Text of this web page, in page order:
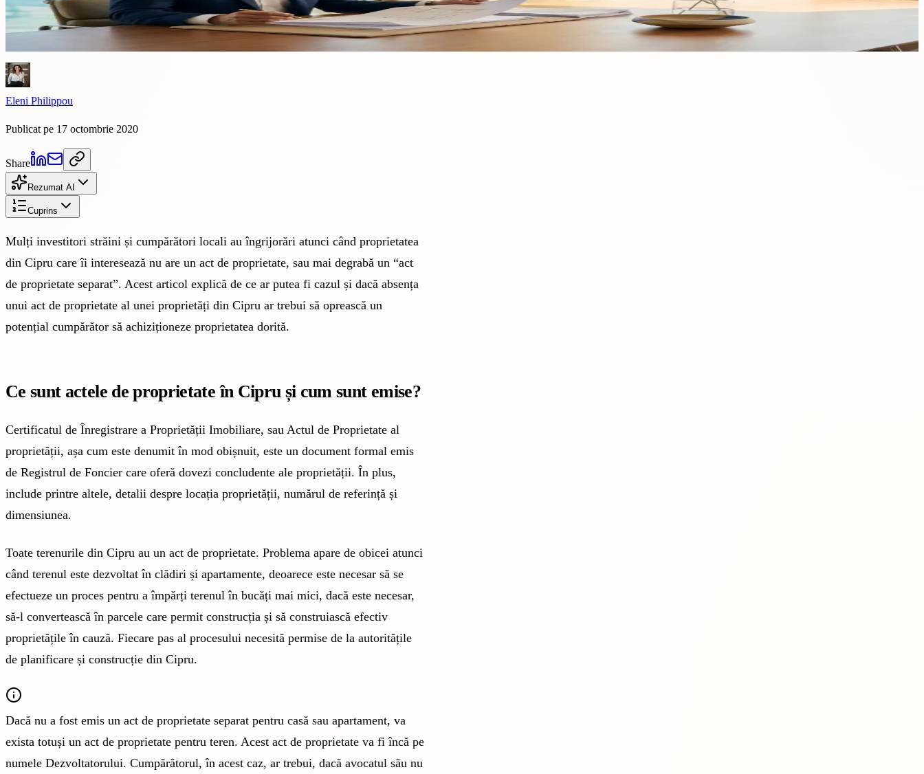
Mulți investitori străini și cumpărători locali au preocupări atunci când proprietatea din Cipru de care sunt interesați nu are un act de proprietate, sau mai degrabă un „act de proprietate separat”. Acest articol
explică de ce acest lucru poate...
Eleni Philippou
Publicat pe 17 octombrie 2020
Share
Rezumat AI
Cuprins
Mulți investitori străini și cumpărători locali au îngrijorări atunci când proprietatea
din Cipru care îi interesează nu are un act de proprietate, sau mai degrabă un “act
de proprietate separat”. Acest articol explică de ce ar putea fi cazul și dacă absența
unui act de proprietate al unei proprietăți din Cipru ar trebui să oprească un
potențial cumpărător să achiziționeze proprietatea dorită.
Ce sunt actele de proprietate în Cipru și cum sunt emise?
Certificatul de Înregistrare a Proprietății Imobiliare, sau Actul de Proprietate al
proprietății, așa cum este denumit în mod obișnuit, este un document formal emis
de Registrul de Foncier care oferă dovezi concludente ale proprietății. În plus,
include printre altele, detalii despre locația proprietății, numărul de referință și
dimensiunea.
Toate terenurile din Cipru au un act de proprietate. Problema apare de obicei atunci
când terenul este dezvoltat în clădiri și apartamente, deoarece este necesar să se
efectueze un proces pentru a împărți terenul în bucăți mai mici, dacă este necesar,
să-l convertească în parcele care permit construcția și să construiască efectiv
proprietățile în cauză. Fiecare pas al procesului necesită permise de la autoritățile
de planificare și construcție din Cipru.
Dacă nu a fost emis un act de proprietate separat pentru casă sau apartament, va
exista totuși un act de proprietate pentru teren. Acest act de proprietate va fi încă pe
numele Dezvoltatorului. Cumpărătorul, în acest caz, ar trebui, dacă avocatul său nu